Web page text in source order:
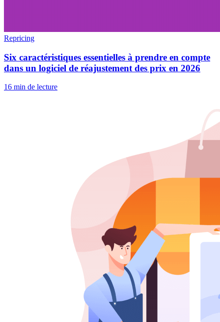
Repricing
Six caractéristiques essentielles à prendre en compte
dans un logiciel de réajustement des prix en 2026
16 min de lecture